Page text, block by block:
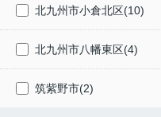
北九州市小倉北区(10)
北九州市八幡東区(4)
筑紫野市(2)